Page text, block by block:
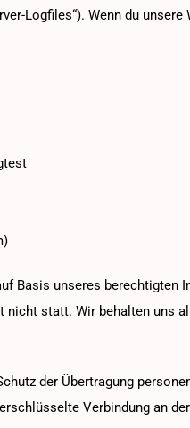
Logfiles“). Wenn du
Basis unseres
nicht statt. Wir behalten uns
der Übertragung
Verbindung an